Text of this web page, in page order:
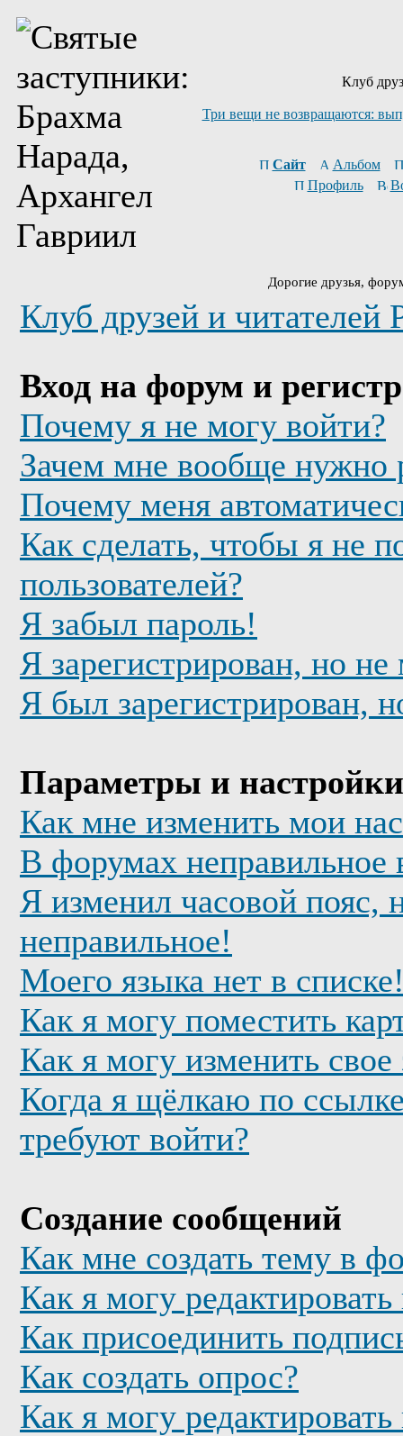
Клуб
Три вещи не возвращаются:
Сайт
Альбом
Профиль
Дорогие друзья,
Клуб друзей и
Вход на форум и
Почему я не могу войти?
Зачем мне вообще нужно
Почему меня
Как сделать, чтобы я не
пользователей?
Я забыл пароль!
Я зарегистрирован, но
Я был зарегистрирован,
Параметры и настройки
Как мне изменить мои
В форумах неправильное
Я изменил часовой пояс,
неправильное!
Моего языка нет в
Как я могу поместить
Как я могу изменить свое
Когда я щёлкаю по
требуют войти?
Создание сообщений
Как мне создать тему в
Как я могу
Как присоединить
Как создать опрос?
Как я могу